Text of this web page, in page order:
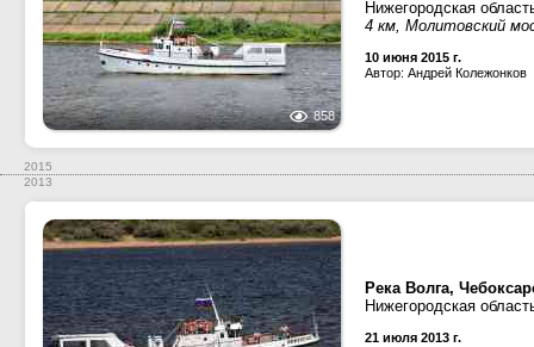
858
Нижегородская
4 км, Молитовский
10 июня 2015 г.
Автор: Андрей Колежонков
2015
2013
Река Волга,
Нижегородская
21 июля 2013 г.